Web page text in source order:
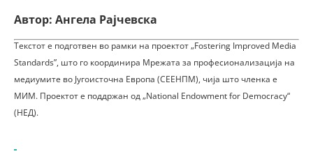
Автор: Ангела Рајчевска
Текстот е подготвен во рамки на проектот „Fostering Improved Media
Standards”, што го координира Мрежата за професионализација на
медиумите во Југоисточна Европа (СЕЕНПМ), чија што членка е
МИМ. Проектот е поддржан од „National Endowment for Democracy“
(НЕД).